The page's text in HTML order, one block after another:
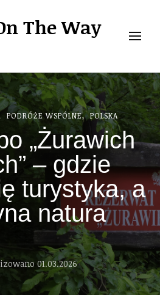
The Way
PODRÓŻE WSPÓLNE POLSKA
„Żurawich
– gdzie
turystyka, a
natura
01.03.2026